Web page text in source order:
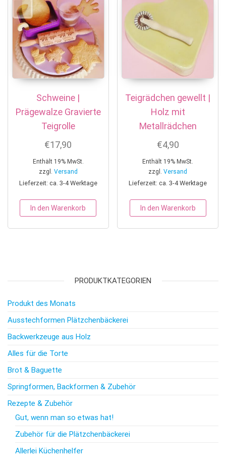
Schweine |
Prägewalze Gravierte
Teigrolle
€17,90
Enthält 19% MwSt.
zzgl. Versand
Lieferzeit: ca. 3-4 Werktage
In den Warenkorb
Teigrädchen gewellt |
Holz mit
Metallrädchen
€4,90
Enthält 19% MwSt.
zzgl.Versand
Lieferzeit: ca. 3-4 Werktage
In den Warenkorb
PRODUKTKATEGORIEN
Produkt des Monats
Ausstechformen Plätzchenbäckerei
Backwerkzeuge aus Holz
Alles für die Torte
Brot & Baguette
Springformen, Backformen & Zubehör
Rezepte & Zubehör
Gut, wenn man so etwas hat!
Zubehör für die Plätzchenbäckerei
Allerlei Küchenhelfer